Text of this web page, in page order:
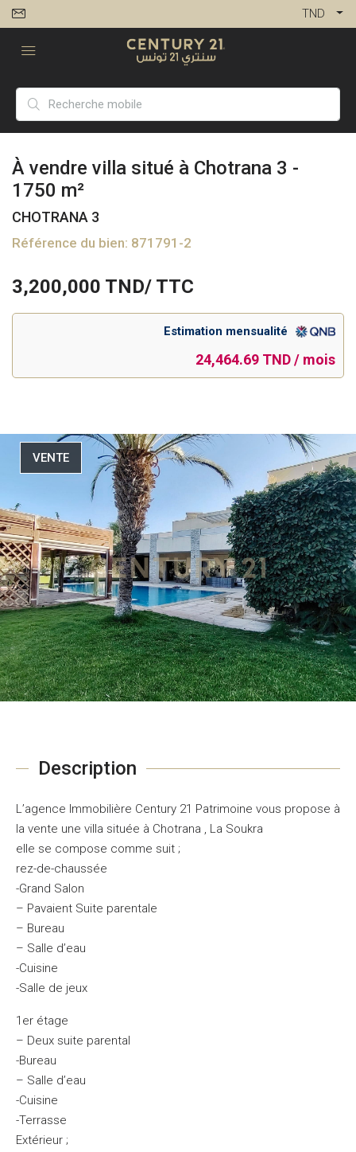
TND
À vendre villa situé à Chotrana 3 -
1750 m²
CHOTRANA 3
Référence du bien: 871791-2
3,200,000 TND/ TTC
Estimation mensualité
24,464.69 TND / mois
VENTE
Description
L’agence Immobilière Century 21 Patrimoine vous propose à
la vente une villa située à Chotrana , La Soukra
elle se compose comme suit ;
rez-de-chaussée
-Grand Salon
– Pavaient Suite parentale
– Bureau
– Salle d’eau
-Cuisine
-Salle de jeux
1er étage
– Deux suite parental
-Bureau
– Salle d’eau
-Cuisine
-Terrasse
Extérieur ;